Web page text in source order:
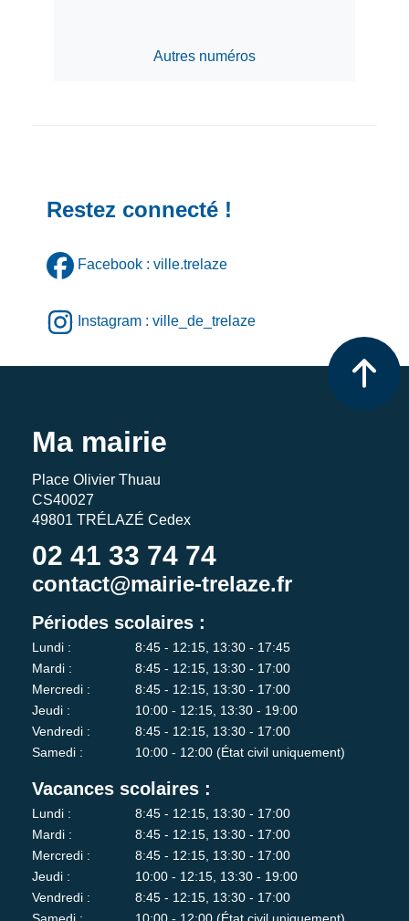
Autres numéros
Restez connecté !
Facebook : ville.trelaze
Instagram : ville_de_trelaze
Ma mairie
Place Olivier Thuau
CS40027
49801 TRÉLAZÉ Cedex
02 41 33 74 74
contact@mairie-trelaze.fr
Périodes scolaires :
Lundi :
8:45 - 12:15, 13:30 - 17:45
Mardi :
8:45 - 12:15, 13:30 - 17:00
Mercredi :
8:45 - 12:15, 13:30 - 17:00
Jeudi :
10:00 - 12:15, 13:30 - 19:00
Vendredi :
8:45 - 12:15, 13:30 - 17:00
Samedi :
10:00 - 12:00 (État civil uniquement)
Vacances scolaires :
Lundi :
8:45 - 12:15, 13:30 - 17:00
Mardi :
8:45 - 12:15, 13:30 - 17:00
Mercredi :
8:45 - 12:15, 13:30 - 17:00
Jeudi :
10:00 - 12:15, 13:30 - 19:00
Vendredi :
8:45 - 12:15, 13:30 - 17:00